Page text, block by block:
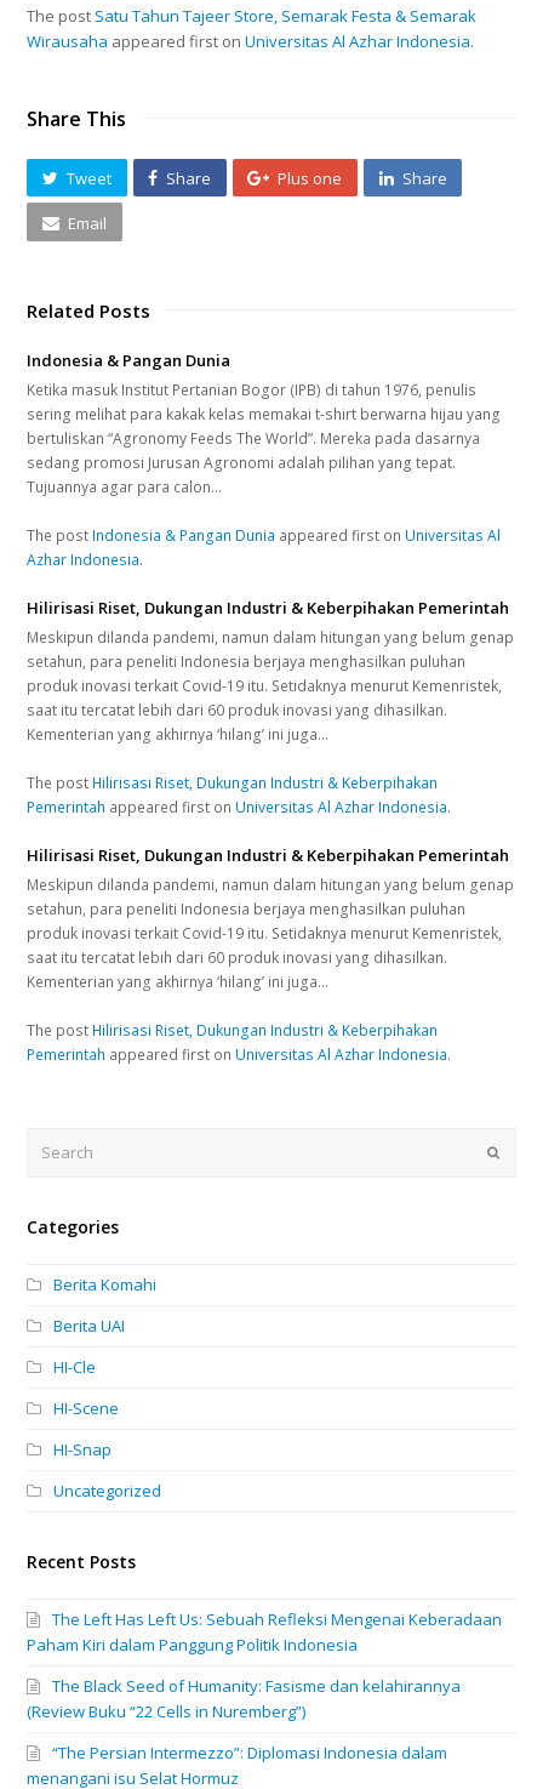
The post Satu Tahun Tajeer Store, Semarak Festa & Semarak
Wirausaha appeared first onUniversitas Al Azhar Indonesia.
Share This
Tweet Share Plus one Share
Email
Related Posts
Indonesia & Pangan Dunia
Ketika masuk Institut Pertanian Bogor (IPB) di tahun 1976, penulis
sering melihat para kakak kelas memakai t-shirt berwarna hijau yang
bertuliskan “Agronomy Feeds The World”. Mereka pada dasarnya
sedang promosi Jurusan Agronomi adalah pilihan yang tepat.
Tujuannya agar para calon…
The post Indonesia & Pangan Dunia appeared first on Universitas Al
Azhar Indonesia.
Hilirisasi Riset, Dukungan Industri & Keberpihakan Pemerintah
Meskipun dilanda pandemi, namun dalam hitungan yang belum genap
setahun, para peneliti Indonesia berjaya menghasilkan puluhan
produk inovasi terkait Covid-19 itu. Setidaknya menurut Kemenristek,
saat itu tercatat lebih dari 60 produk inovasi yang dihasilkan.
Kementerian yang akhirnya ‘hilang’ ini juga…
The post Hilirisasi Riset, Dukungan Industri & Keberpihakan
Pemerintah appeared first on Universitas Al Azhar Indonesia.
Hilirisasi Riset, Dukungan Industri & Keberpihakan Pemerintah
Meskipun dilanda pandemi, namun dalam hitungan yang belum genap
setahun, para peneliti Indonesia berjaya menghasilkan puluhan
produk inovasi terkait Covid-19 itu. Setidaknya menurut Kemenristek,
saat itu tercatat lebih dari 60 produk inovasi yang dihasilkan.
Kementerian yang akhirnya ‘hilang’ ini juga…
The post Hilirisasi Riset, Dukungan Industri & Keberpihakan
Pemerintah appeared first on Universitas Al Azhar Indonesia.
Submit
Categories
Berita Komahi
Berita UAI
HI-Cle
HI-Scene
HI-Snap
Uncategorized
Recent Posts
The Left Has Left Us: Sebuah Refleksi Mengenai Keberadaan
Paham Kiri dalam Panggung Politik Indonesia
The Black Seed of Humanity: Fasisme dan kelahirannya
(Review Buku “22 Cells in Nuremberg”)
“The Persian Intermezzo”: Diplomasi Indonesia dalam
menangani isu Selat Hormuz